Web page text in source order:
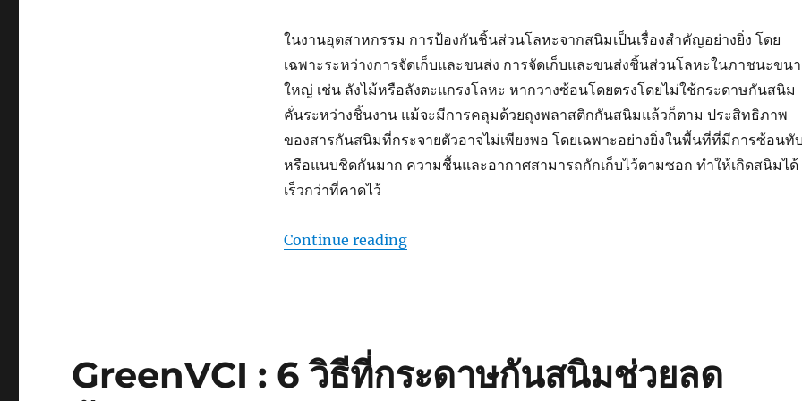
ในงานอุตสาหกรรม การป้องกันชิ้นส่วนโลหะจากสนิมเป็นเรื่องสำคัญอย่างยิ่ง โดย
เฉพาะระหว่างการจัดเก็บและขนส่ง การจัดเก็บและขนส่งชิ้นส่วนโลหะในภาชนะขน
ใหญ่ เช่น ลังไม้หรือลังตะแกรงโลหะ หากวางซ้อนโดยตรงโดยไม่ใช้กระดาษกันสนิม
คั่นระหว่างชิ้นงาน แม้จะมีการคลุมด้วยถุงพลาสติกกันสนิมแล้วก็ตาม ประสิทธิภาพ
ของสารกันสนิมที่กระจายตัวอาจไม่เพียงพอ โดยเฉพาะอย่างยิ่งในพื้นที่ที่มีการซ้อนทั
หรือแนบชิดกันมาก ความชื้นและอากาศสามารถกักเก็บไว้ตามซอก ทำให้เกิดสนิมได้
เร็วกว่าที่คาดไว้
Continue reading“GreenVCI : เพิ่มกระดาษกันสนิมเพื่อยกระดับการปกป้อง”
GreenVCI : 6 วิธีที่กระดาษกันสนิมช่วยลด